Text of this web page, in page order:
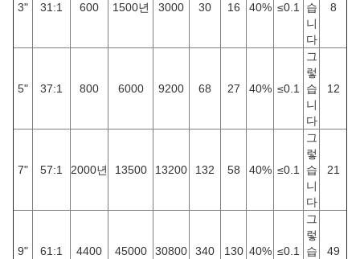
3" 31:1 600 1500년 3000 30 16 40% ≤0.1
습
니
다
8
5" 37:1 800 6000 9200 68 27 40% ≤0.1
그
렇
습
니
다
12
7" 57:1 2000년 13500 13200 132 58 40% ≤0.1
그
렇
습
니
다
21
9" 61:1 4400 45000 30800 340 130 40% ≤0.1
그
렇
습
49